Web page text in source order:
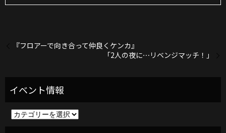
『フロアーで向き合って仲良くケンカ』
「2人の夜に⋯リベンジマッチ！」